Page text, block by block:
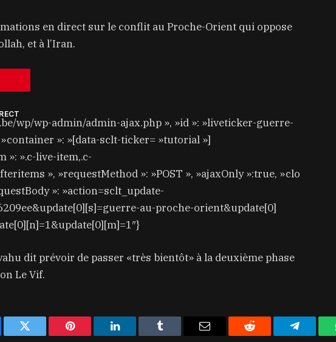
en direct sur le conflit au Proche-Orient qui oppose
et à l’Iran.
wp/wp-admin/admin-ajax.php », »id »: »liveticker-guerre-
»: »[data-sclt-ticker= »tutorial »]
»: ».c-live-item,.c-
», »requestMethod »: »POST », »ajaxOnly »:true, »clo
»: »action=sclt_update-
au-proche-orient&update[0]
dit prévoir de passer «très bientôt» à la deuxième phase
Le Vif.
Twitter Pinterest LinkedIn Tumblr Email Reddit Telegram